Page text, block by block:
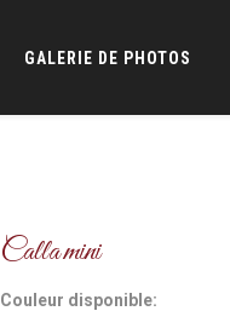
GALERIE DE PHOTOS
Calla mini
Couleur disponible: